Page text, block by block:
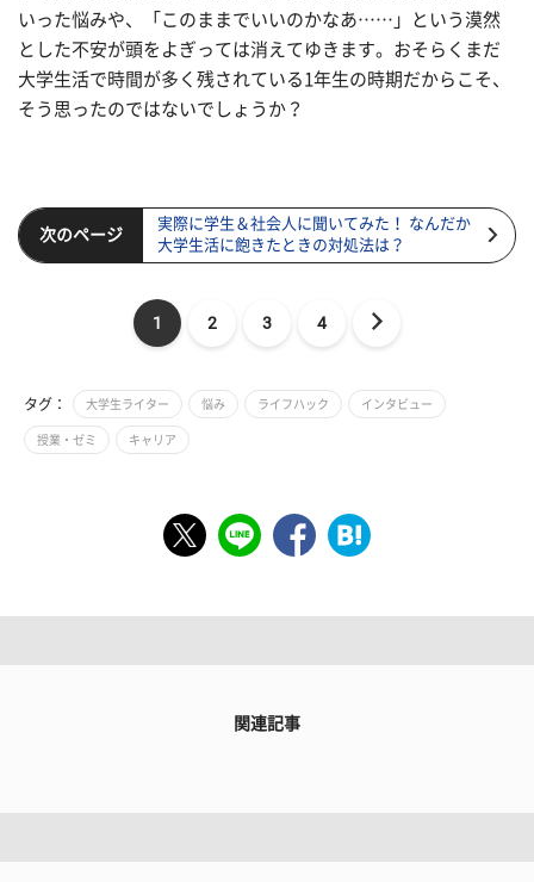
いった悩みや、「このままでいいのかなあ……」という漠然
とした不安が頭をよぎっては消えてゆきます。おそらくまだ
大学生活で時間が多く残されている1年生の時期だからこそ、
そう思ったのではないでしょうか？
次のページ
実際に学生＆社会人に聞いてみた！ なんだか
大学生活に飽きたときの対処法は？
1 2 3 4
タグ： 大学生ライター 悩み ライフハック インタビュー
授業・ゼミ キャリア
関連記事